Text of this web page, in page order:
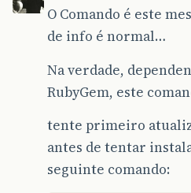
O Comando é este
de info é normal…
Na verdade,
RubyGem, este
tente primeiro
antes de tentar
seguinte comando: